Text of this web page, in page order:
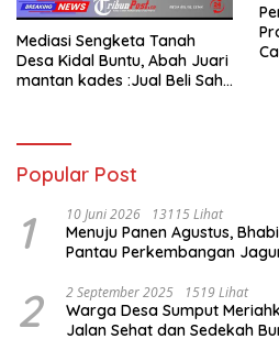
Mediasi Sengketa Tanah
Desa Kidal Buntu, Abah Juari
mantan kades :Jual Beli Sah,
Membatalkan Hak Warga.
Popular Post
1 10 Juni 2026 13115 Lihat
Menuju Panen Agustus,
Pantau Perkembangan
2 2 September 2025 1519 Lihat
Warga Desa Sumput
Jalan Sehat dan Sedekah